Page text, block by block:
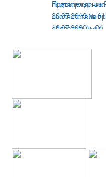
подтверждению
соответствия
обязательным
Правительства
20.07.2013 №
10.07.2020) «Об